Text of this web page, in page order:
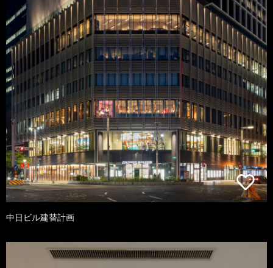
中日ビル建替計画